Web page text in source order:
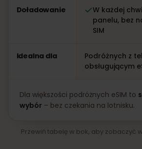
Doładowanie
W każdej
panelu, bez
SIM
Idealna dla
Podróżnych z
obsługującym
Dla większości podróżnych eSIM to
wybór– bez czekania na lotnisku.
Przewiń tabelę w bok, aby zobaczyć